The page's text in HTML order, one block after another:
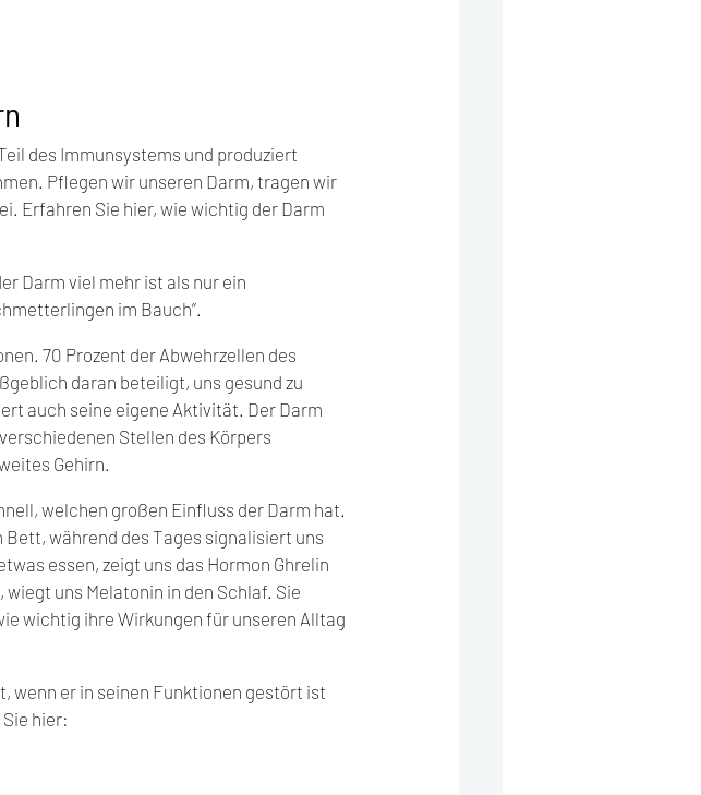
des Immunsystems und produziert
Pflegen wir unseren Darm, tragen wir
Erfahren Sie hier, wie wichtig der Darm
Darm viel mehr ist als nur ein
im Bauch”.
70 Prozent der Abwehrzellen des
daran beteiligt, uns gesund zu
auch seine eigene Aktivität. Der Darm
Stellen des Körpers
Gehirn.
welchen großen Einfluss der Darm hat.
während des Tages signalisiert uns
essen, zeigt uns das Hormon Ghrelin
uns Melatonin in den Schlaf. Sie
wichtig ihre Wirkungen für unseren Alltag
wenn er in seinen Funktionen gestört ist
hier: